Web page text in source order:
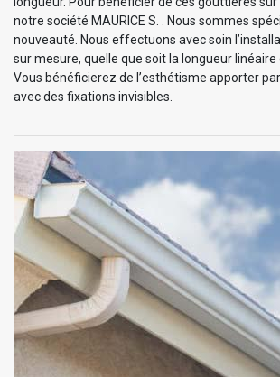
notre société MAURICE S. . Nous sommes
nouveauté. Nous effectuons avec soin
sur mesure, quelle que soit la longueur
Vous bénéficierez de l’esthétisme apporter
avec des fixations invisibles.